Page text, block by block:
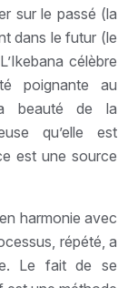
sur le passé (la
dans le futur (le
célèbre
poignante au
beauté de la
qu’elle est
est une source
harmonie avec
répété, a
Le fait de se